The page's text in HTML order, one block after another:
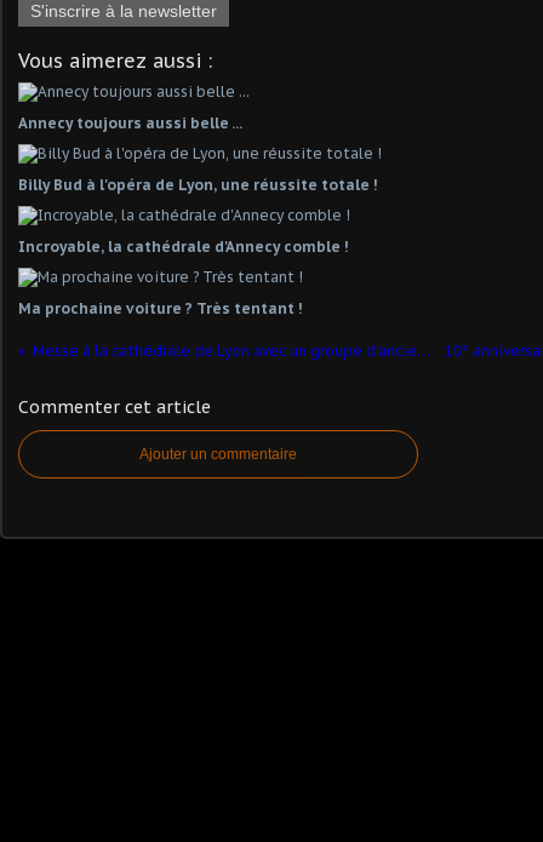
S'inscrire à la newsletter
Vous aimerez aussi :
Annecy toujours aussi belle ...
Billy Bud à l'opéra de Lyon, une réussite totale !
Incroyable, la cathédrale d'Annecy comble !
Ma prochaine voiture ? Très tentant !
Messe à la cathédrale de Lyon avec un groupe d'anciens de la maîtrise
Commenter cet article
Ajouter un commentaire